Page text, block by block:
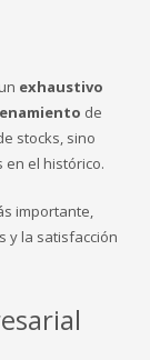
exhaustivo
de
stocks, sino
el histórico.
importante,
y la satisfacción